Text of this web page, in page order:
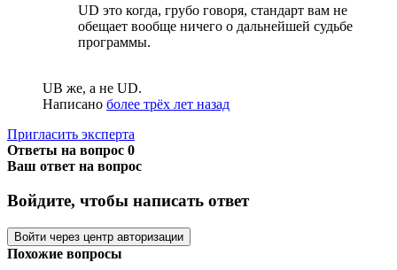
UD это когда, грубо говоря, стандарт вам не
обещает вообще ничего о дальнейшей судьбе
программы.
UB же, а не UD.
Написано более трёх лет назад
Пригласить эксперта
Ответы на вопрос 0
Ваш ответ на вопрос
Войдите, чтобы написать ответ
Войти через центр авторизации
Похожие вопросы